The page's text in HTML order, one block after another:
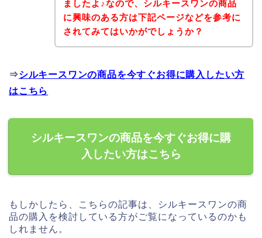
ましたよ♪なので、シルキースワンの商品
に興味のある方は下記ページなどを参考に
されてみてはいかがでしょうか？
⇒シルキースワンの商品を今すぐお得に購入したい方
はこちら
シルキースワンの商品を今すぐお得に購
入したい方はこちら
もしかしたら、こちらの記事は、シルキースワンの商
品の購入を検討している方がご覧になっているのかも
しれません。